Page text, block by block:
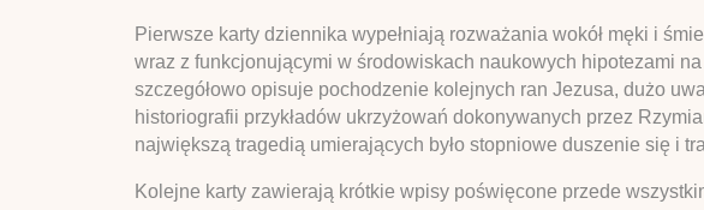
Pierwsze karty dziennika wypełniają rozważania wokół męki i
wraz z funkcjonującymi w środowiskach naukowych hipotezami
szczegółowo opisuje pochodzenie kolejnych ran Jezusa, dużo
historiografii przykładów ukrzyżowań dokonywanych przez
największą tragedią umierających było stopniowe duszenie się i
Kolejne karty zawierają krótkie wpisy poświęcone przede